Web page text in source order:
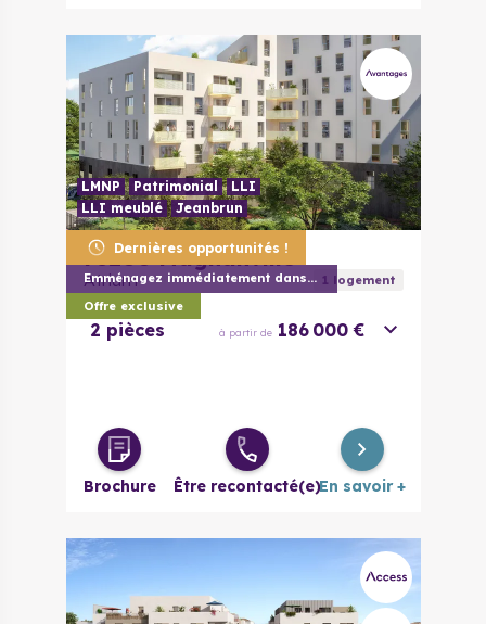
Dernières opportunités !
Emménagez immédiatement dans votre appar
Offre exclusive
LMNP Patrimonial
LLI
LLI meublé
Jeanbrun
78200 Magnanville
Atrium 1 logement
2 pièces à partir de 186 000 €
Brochure Être recontacté(e)En savoir +